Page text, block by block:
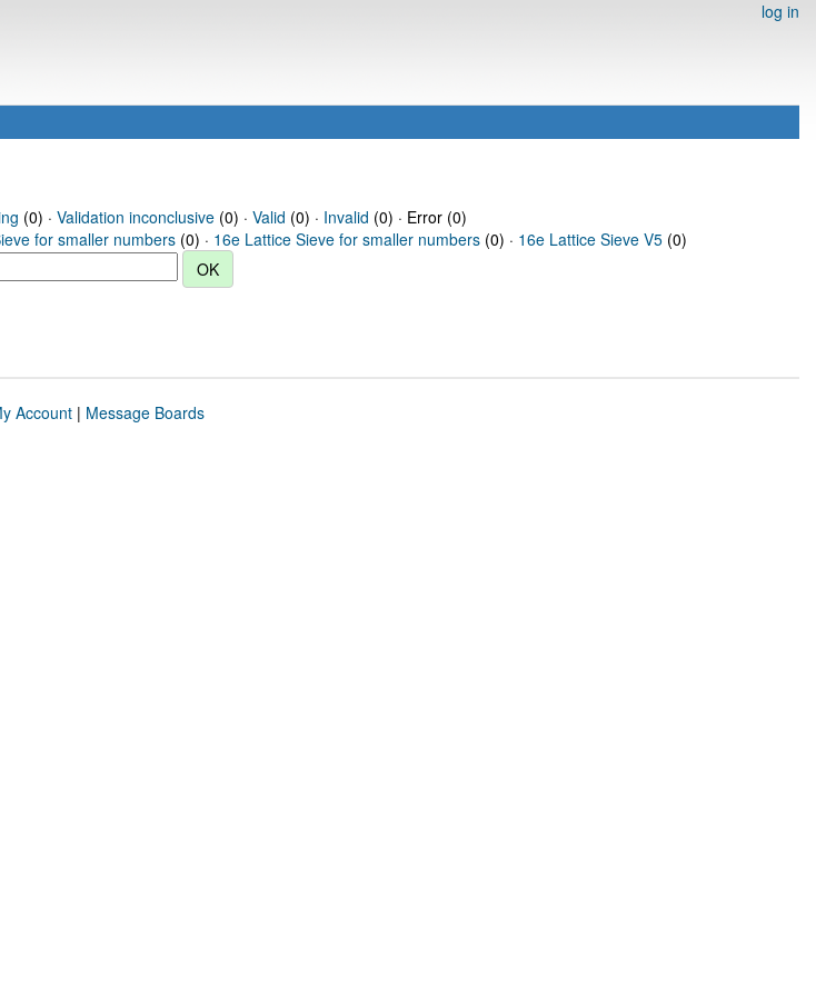
log in
(0) · Validation inconclusive(0) · Valid (0) · Invalid (0) · Error (0)
for smaller numbers (0) · 16e Lattice Sieve for smaller numbers (0) · 16e Lattice Sieve V5 (0)
Account| Message Boards